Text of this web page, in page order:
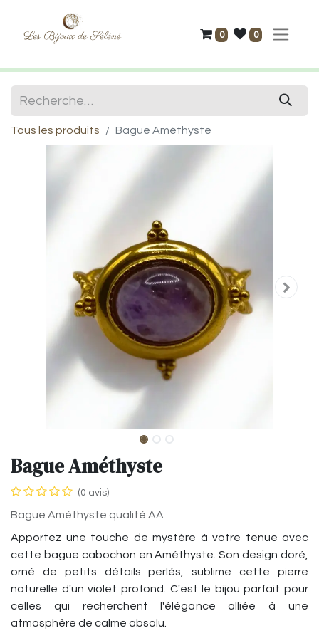
0 0
Tous les produits Bague Améthyste
Bague Améthyste
(0 avis)
Bague Améthyste qualité AA
Apportez une touche de mystère à votre tenue avec
cette bague cabochon en Améthyste. Son design doré,
orné de petits détails perlés, sublime cette pierre
naturelle d'un violet profond. C'est le bijou parfait pour
celles qui recherchent l'élégance alliée à une
atmosphère de calme absolu.